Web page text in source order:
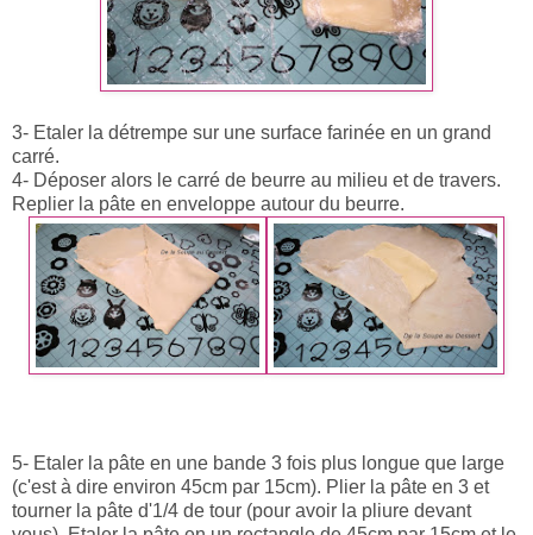
3- Etaler la détrempe sur une surface farinée en un grand
carré.
4- Déposer alors le carré de beurre au milieu et de travers.
Replier la pâte en enveloppe autour du beurre.
5- Etaler la pâte en une bande 3 fois plus longue que large
(c'est à dire environ 45cm par 15cm). Plier la pâte en 3 et
tourner la pâte d'1/4 de tour (pour avoir la pliure devant